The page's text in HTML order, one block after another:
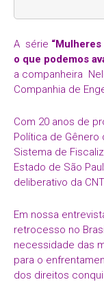
A série
o que podemos
a companheira
Companhia de
Com 20 anos de
Política de
Sistema de
Estado de São
deliberativo da
Em nossa
retrocesso no
necessidade das
para o
dos direitos